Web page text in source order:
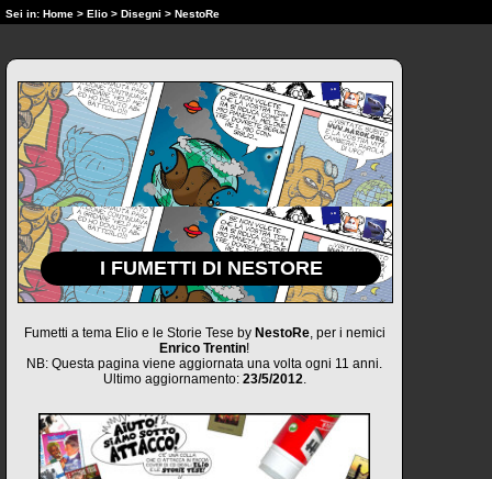
Sei in: Home > Elio > Disegni > NestoRe
I FUMETTI DI NESTORE
Fumetti a tema Elio e le Storie Tese by NestoRe, per i nemici
Enrico Trentin!
NB: Questa pagina viene aggiornata una volta ogni 11 anni.
Ultimo aggiornamento: 23/5/2012.